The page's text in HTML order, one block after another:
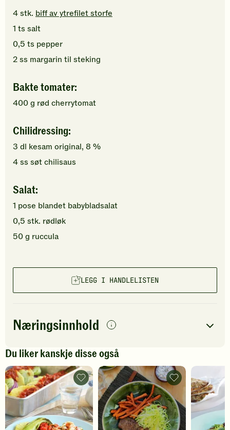
4stk. biff av ytrefilet storfe
1 ts salt
0,5 ts pepper
2ss margarin til steking
Bakte tomater:
400g rød cherrytomat
Chilidressing:
3 dl kesam original, 8 %
4ss søt chilisaus
Salat:
1 pose blandet babybladsalat
0,5 stk. rødløk
50g ruccula
LEGG I HANDLELISTEN
Næringsinnhold
per porsjon
Navn på
næringsstoffetantall
Energi 432kcal
Fett
18g
Protein
52g
Du liker kanskje disse også
Biff
Creole
-
legg
til
favoritter
Biff
med
søtpotetchips
og
squash
-
legg